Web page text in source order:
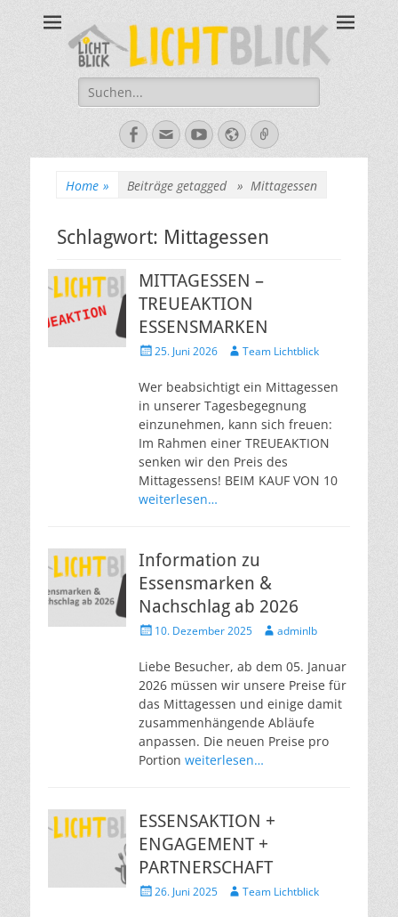
Lichtblick
67434 Neustadt an der Weinstraße – Amalienstraße 3 – Tel:
06321-355340
Suche
nach:
Facebook
E-
Mail
YouTube
WebsiteVerknüpfung
Home » Beiträge getagged » Mittagessen
Schlagwort: Mittagessen
MITTAGESSEN –
TREUEAKTION
ESSENSMARKEN
Veröffentlicht
25. Juni 2026 AutorTeam Lichtblick
Wer beabsichtigt ein Mittagessen
in unserer Tagesbegegnung
einzunehmen, kann sich freuen:
Im Rahmen einer TREUEAKTION
senken wir den Preis des
Mittagessens! BEIM KAUF VON 10
weiterlesen…
Information zu
Essensmarken &
Nachschlag ab 2026
Veröffentlicht
10. Dezember 2025 Autoradminlb
Liebe Besucher, ab dem 05. Januar
2026 müssen wir unsere Preise für
das Mittagessen und einige damit
zusammenhängende Abläufe
anpassen. Die neuen Preise pro
Portion weiterlesen…
ESSENSAKTION +
ENGAGEMENT +
PARTNERSCHAFT
Veröffentlicht
26. Juni 2025 AutorTeam Lichtblick